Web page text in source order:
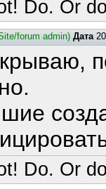
Do. Or
forum admin) Дата
Do. Or